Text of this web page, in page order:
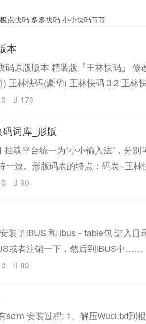
点快码 多多快码 小小快码等等
本
码原版版本 精装版『王林快码』
) 王林快码(豪华) 王林快码 3.2 王
0 173
词库_形版
载平台统一为“小小输入法”，分
一致。形版码表的特点：码表=王
0 90
装了IBUS 和 ibus－table包 进入
或者注销一下，然后到IBUS中……
0 82
scim 安装过程: 1、解压Wubi.txt到